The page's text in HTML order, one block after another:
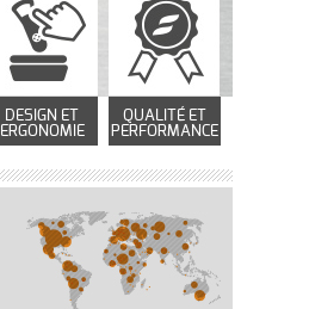
DESIGN ET
ERGONOMIE
QUALITÉ ET
PERFORMANCE